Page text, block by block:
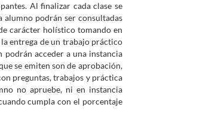
Al finalizar cada clase se
alumno podrán ser consultadas
carácter holístico tomando en
entrega de un trabajo práctico
acceder a una instancia
se emiten son de aprobación,
preguntas, trabajos y práctica
no apruebe, ni en instancia
cumpla con el porcentaje